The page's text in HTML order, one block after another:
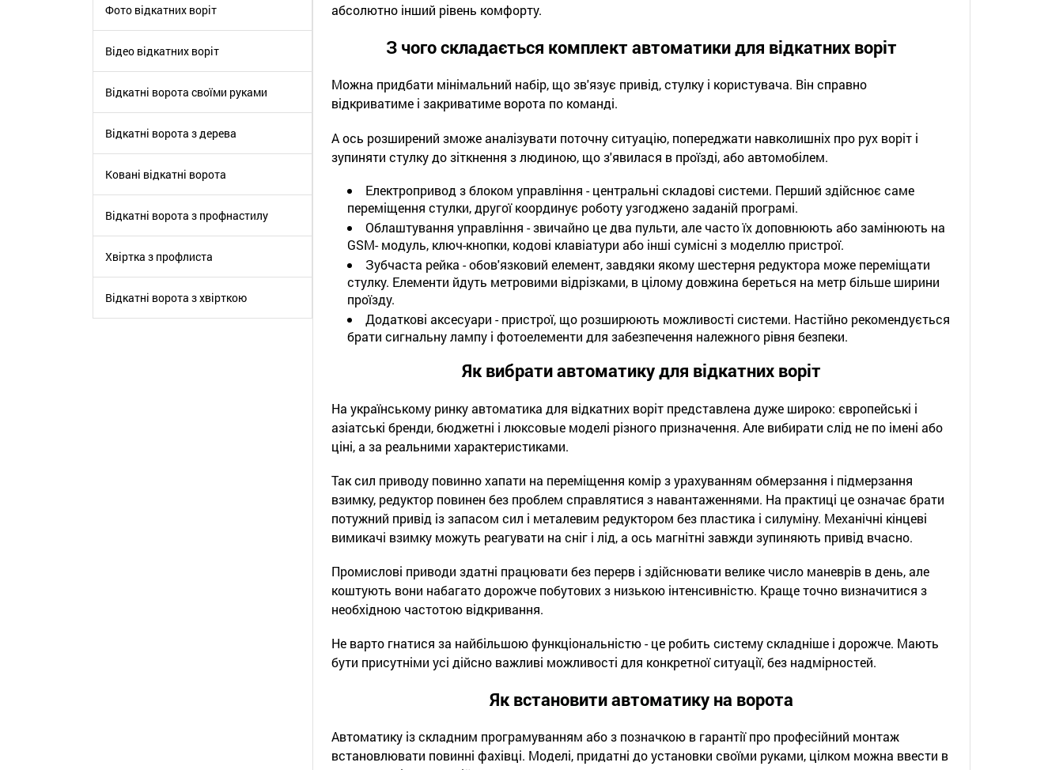
Фото відкатних воріт
Відео відкатних воріт
Відкатні ворота своїми руками
Відкатні ворота з дерева
Ковані відкатні ворота
Відкатні ворота з профнастилу
Хвіртка з профлиста
Відкатні ворота з хвірткою
абсолютно інший рівень комфорту.
З чого складається комплект автоматики для відкатних воріт
Можна придбати мінімальний набір, що зв'язує привід, стулку і користувача. Він справно
відкриватиме і закриватиме ворота по команді.
А ось розширений зможе аналізувати поточну ситуацію, попереджати навколишніх про рух воріт і
зупиняти стулку до зіткнення з людиною, що з'явилася в проїзді, або автомобілем.
Електропривод з блоком управління - центральні складові системи. Перший здійснює саме
переміщення стулки, другої координує роботу узгоджено заданій програмі.
Облаштування управління - звичайно це два пульти, але часто їх доповнюють або замінюють на
GSM- модуль, ключ-кнопки, кодові клавіатури або інші сумісні з моделлю пристрої.
Зубчаста рейка - обов'язковий елемент, завдяки якому шестерня редуктора може переміщати
стулку. Елементи йдуть метровими відрізками, в цілому довжина береться на метр більше ширини
проїзду.
Додаткові аксесуари - пристрої, що розширюють можливості системи. Настійно рекомендується
брати сигнальну лампу і фотоелементи для забезпечення належного рівня безпеки.
Як вибрати автоматику для відкатних воріт
На українському ринку автоматика для відкатних воріт представлена дуже широко: європейські і
азіатські бренди, бюджетні і люксовые моделі різного призначення. Але вибирати слід не по імені або
ціні, а за реальними характеристиками.
Так сил приводу повинно хапати на переміщення комір з урахуванням обмерзання і підмерзання
взимку, редуктор повинен без проблем справлятися з навантаженнями. На практиці це означає брати
потужний привід із запасом сил і металевим редуктором без пластика і силуміну. Механічні кінцеві
вимикачі взимку можуть реагувати на сніг і лід, а ось магнітні завжди зупиняють привід вчасно.
Промислові приводи здатні працювати без перерв і здійснювати велике число маневрів в день, але
коштують вони набагато дорожче побутових з низькою інтенсивністю. Краще точно визначитися з
необхідною частотою відкривання.
Не варто гнатися за найбільшою функціональністю - це робить систему складніше і дорожче. Мають
бути присутніми усі дійсно важливі можливості для конкретної ситуації, без надмірностей.
Як встановити автоматику на ворота
Автоматику із складним програмуванням або з позначкою в гарантії про професійний монтаж
встановлювати повинні фахівці. Моделі, придатні до установки своїми руками, цілком можна ввести в